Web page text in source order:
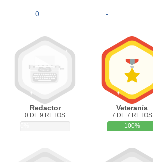
0 -
Redactor
0 DE 9 RETOS
Veteranía
7 DE 7 RETOS
100%